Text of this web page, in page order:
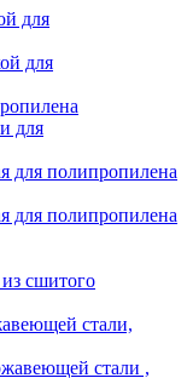
для
для
для
для полипропилена
для полипропилена
сшитого
стали,
стали ,